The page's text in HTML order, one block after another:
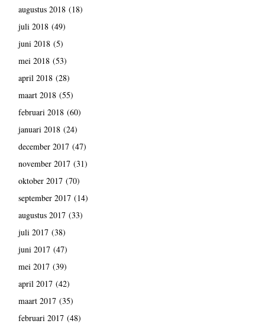
augustus 2018(18)
juli 2018(49)
juni 2018(5)
mei 2018(53)
april 2018(28)
maart 2018(55)
februari 2018(60)
januari 2018(24)
december 2017(47)
november 2017(31)
oktober 2017(70)
september 2017(14)
augustus 2017(33)
juli 2017(38)
juni 2017(47)
mei 2017(39)
april 2017(42)
maart 2017(35)
februari 2017(48)